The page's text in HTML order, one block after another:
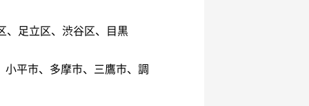
、足立区、渋谷区、目黒
平市、多摩市、三鷹市、調